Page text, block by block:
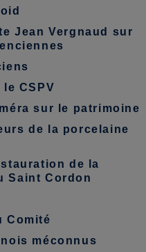
Jean Vergnaud sur
CSPV
sur le patrimoine
de la porcelaine
de la
Saint Cordon
Comité
méconnus